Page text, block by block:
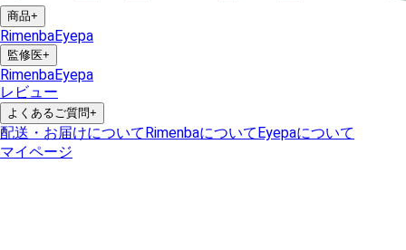
商品+
RimenbaEyepa
監修医+
RimenbaEyepa
レビュー
よくあるご質問+
配送・お届けについてRimenbaについてEyepaについて
マイページ